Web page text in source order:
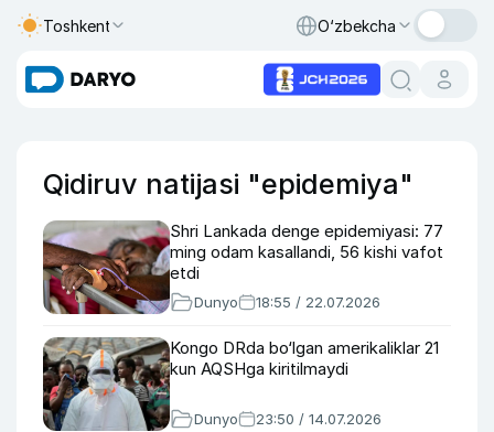
Toshkent O‘zbekcha
Qidiruv natijasi "epidemiya"
Shri Lankada denge epidemiyasi: 77
ming odam kasallandi, 56 kishi vafot
etdi
Dunyo 18:55 / 22.07.2026
Kongo DRda bo‘lgan amerikaliklar 21
kun AQSHga kiritilmaydi
Dunyo 23:50 / 14.07.2026